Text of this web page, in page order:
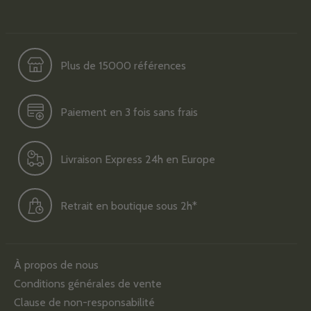
Plus de 15000 références
Paiement en 3 fois sans frais
Livraison Express 24h en Europe
Retrait en boutique sous 2h*
À propos de nous
Conditions générales de vente
Clause de non-responsabilité